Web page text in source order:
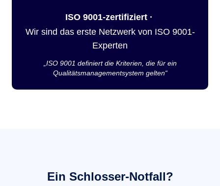
ISO 9001-zertifiziert ·
Wir sind das erste Netzwerk von ISO 9001-
Experten
„ISO 9001 definiert die Kriterien, die für ein
Qualitätsmanagementsystem gelten“
Ein Schlosser-Notfall?